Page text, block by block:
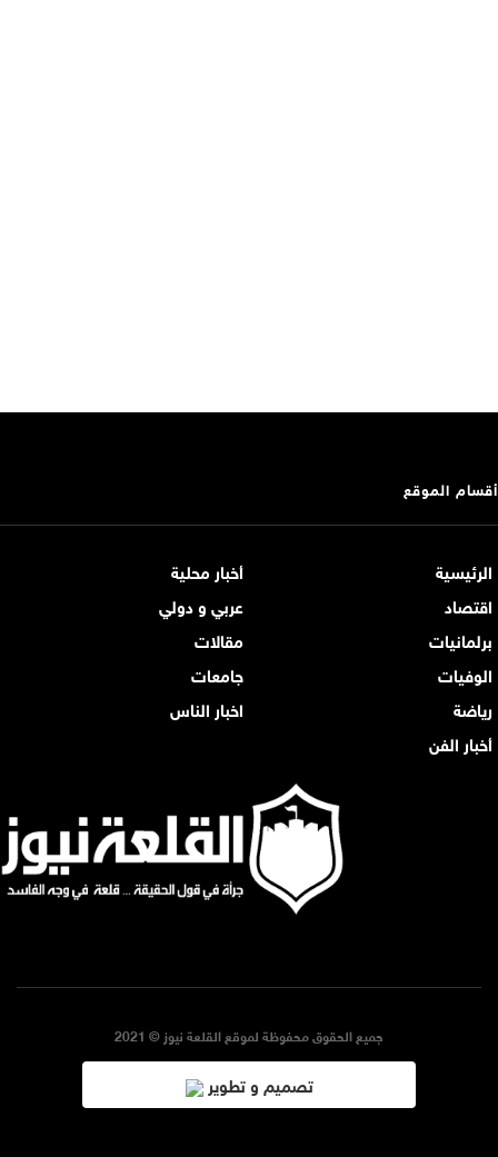
أقسام الموقع
الرئيسية
أخبار محلية
اقتصاد
عربي و دولي
برلمانيات
مقالات
الوفيات
جامعات
رياضة
اخبار الناس
أخبار الفن
جميع الحقوق محفوظة لموقع القلعة نيوز © 2021
تصميم و تطوير